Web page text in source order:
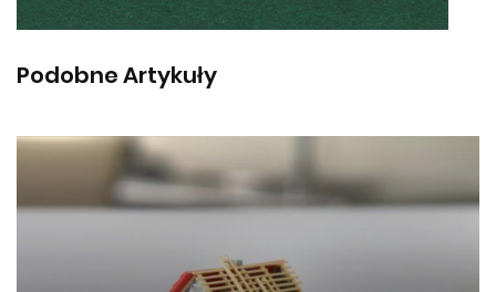
Podobne Artykuły